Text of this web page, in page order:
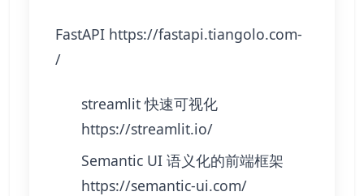
FastAPI https://fastapi.tiangolo.com-
/
streamlit 快速可视化
https://streamlit.io/
Semantic UI 语义化的前端框架
https://semantic-ui.com/